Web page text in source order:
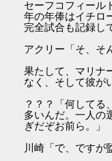
セーフコフィール
年の年俸はイチロ
完全試合も記録し
アクリー「そ、そ
果たして、マリナ
なく、そして彼が
？？？「何してる
多いんだ。一人の
ぎだぞお前ら。」
川崎「で、ですが